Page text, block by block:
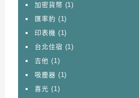
加密貨幣 (1)
匯率豹 (1)
印表機 (1)
台北住宿 (1)
吉他 (1)
吸塵器 (1)
喜光 (1)